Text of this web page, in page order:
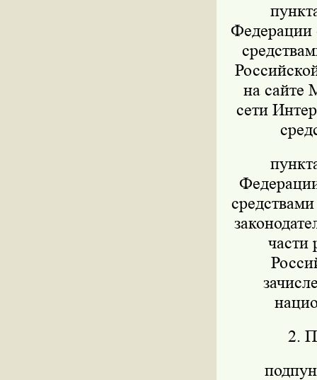
Федерации
на сайте
сети
части
2.